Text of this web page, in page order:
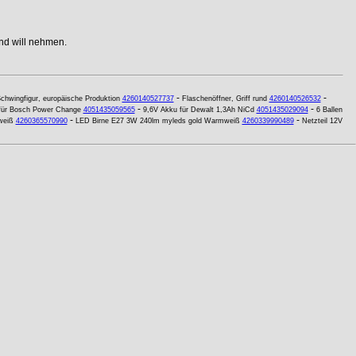
will nehmen.
europäische Produktion 4260140527737- Flaschenöffner, Griff rund 4260140526532-
Bosch Power Change 4051435059565- 9,6V Akku für Dewalt 1,3Ah NiCd 4051435029094- 6 Ballen
4260365570990- LED Birne E27 3W 240lm myleds gold Warmweiß 4260339990489- Netzteil 12V